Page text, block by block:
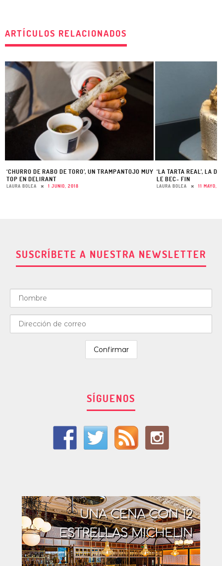
ARTÍCULOS RELACIONADOS
‘CHURRO DE RABO DE TORO’, UN TRAMPANTOJO MUY
TOP EN DELIRANT
LAURA BOLEA 1 JUNIO, 2018
‘LA TARTA REAL’, LA
LE BEC- FIN
LAURA BOLEA 11 MAYO,
SUSCRÍBETE A NUESTRA NEWSLETTER
SÍGUENOS